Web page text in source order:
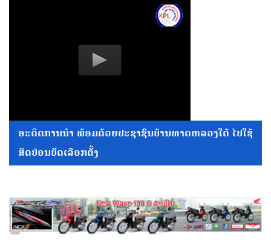
ອະດີດການນໍາ ພ້ອມດ້ວຍປະຊາຊົນບ້ານທາດຫລວງໃຕ້ ໄປໃຊ້
ສິດປ່ອນບັດເລືອກຕັ້ງ